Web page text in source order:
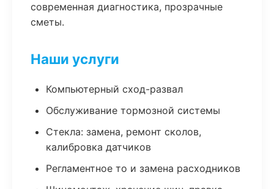
современная диагностика, прозрачные
сметы.
Наши услуги
Компьютерный сход-развал
Обслуживание тормозной системы
Стекла: замена, ремонт сколов,
калибровка датчиков
Регламентное то и замена расходников